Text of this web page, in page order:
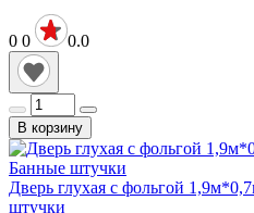
0 0 0.0
В корзину
Дверь глухая с фольгой
штучки